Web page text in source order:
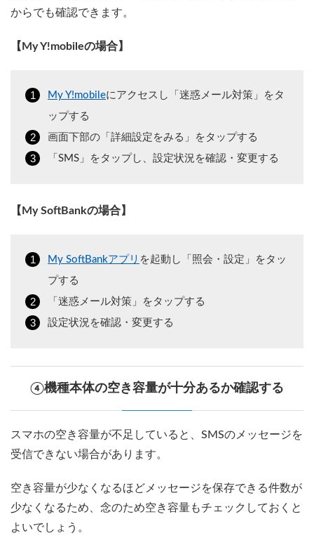
からでも確認できます。
【My Y!mobileの場合】
My Y!mobileにアクセスし「迷惑メール対策」をタ
ップする
画面下部の「詳細設定をみる」をタップする
「SMS」をタップし、設定状況を確認・変更する
【My SoftBankの場合】
My SoftBankアプリ を起動し「照会・設定」をタッ
プする
「迷惑メール対策」をタップする
設定状況を確認・変更する
④機種本体の空き容量が十分あるか確認する
スマホの空き容量が不足していると、SMSのメッセージを
受信できない場合があります。
空き容量が少なくなるほどメッセージを保存できる件数が
少なくなるため、念のため空き容量もチェックしておくと
よいでしょう。